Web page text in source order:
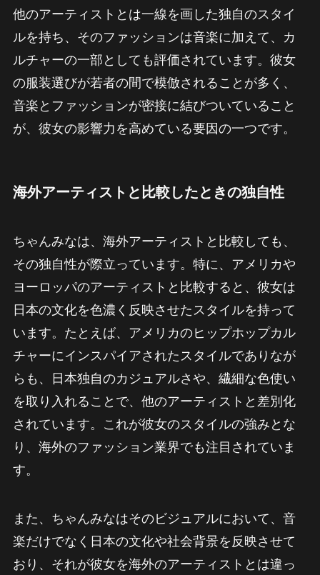
他のアーティストとは一線を画した独自のスタイ
ルを持ち、そのファッションは音楽に加えて、カ
ルチャーの一部としても評価されています。彼女
の服装選びが若者の間で模倣されることが多く、
音楽とファッションが密接に結びついていること
が、彼女の影響力を高めている要因の一つです。
海外アーティストと比較したときの独自性
ちゃんみなは、海外アーティストと比較しても、
その独自性が際立っています。特に、アメリカや
ヨーロッパのアーティストと比較すると、彼女は
日本の文化を色濃く反映させたスタイルを持って
います。たとえば、アメリカのヒップホップカル
チャーにインスパイアされたスタイルでありなが
らも、日本独自のカジュアルさや、繊細な色使い
を取り入れることで、他のアーティストと差別化
されています。これが彼女のスタイルの強みとな
り、海外のファッション業界でも注目されていま
す。
また、ちゃんみなはそのビジュアルにおいて、音
楽だけでなく日本の文化や社会背景を反映させて
おり、それが彼女を海外のアーティストとは違っ